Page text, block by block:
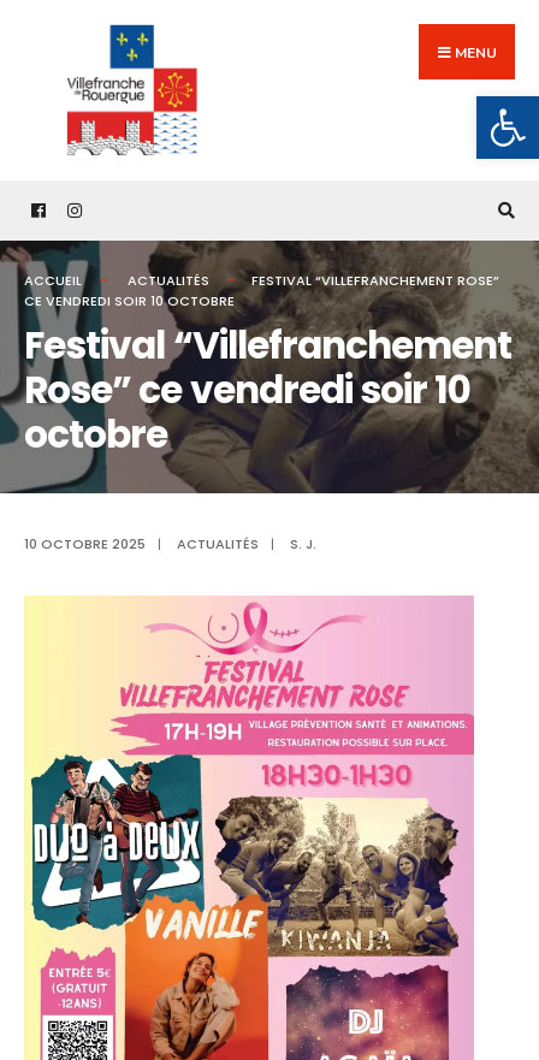
content
MENU
ACCUEIL ACTUALITÉS
FESTIVAL “VILLEFRANCHEMENT ROSE”
CE VENDREDI SOIR 10 OCTOBRE
Festival “Villefranchement
Rose” ce vendredi soir 10
octobre
10 OCTOBRE 2025 | ACTUALITÉS | S. J.